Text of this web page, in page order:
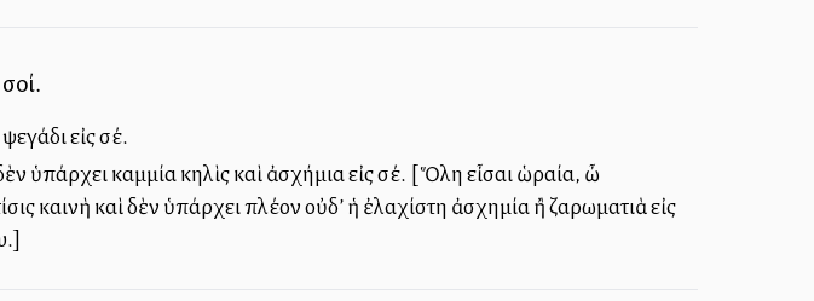
εἰς σέ.
ὑπάρχει καμμία κηλὶς καὶ ἀσχήμια εἰς σέ. [Ὅλη εἶσαι ὡραία, ὦ
καινὴ καὶ δὲν ὑπάρχει πλέον οὐδ’ ἡ ἐλαχίστη ἀσχημία ἢ ζαρωματιὰ εἰς